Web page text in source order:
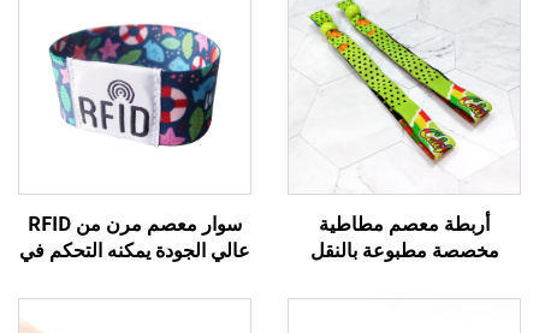
أربطة معصم مطاطية
مخصصة مطبوعة بالنقل
كبيرة، بدون حد أدنى للطلب
سوار معصم مرن من RFID
عالي الجودة يمكنه التحكم في
تقنية NFC، سوار معصم من